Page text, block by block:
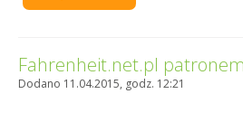
Fahrenheit.net.pl
Dodano 11.04.2015, godz. 12:21